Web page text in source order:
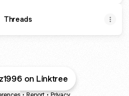
Threads
on Linktree